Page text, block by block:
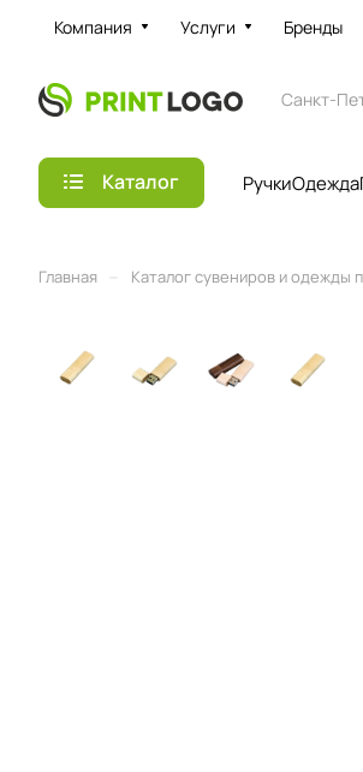
Компания Услуги Бренды
Санкт-
Каталог РучкиОдежда
Главная Каталог сувениров и одежды